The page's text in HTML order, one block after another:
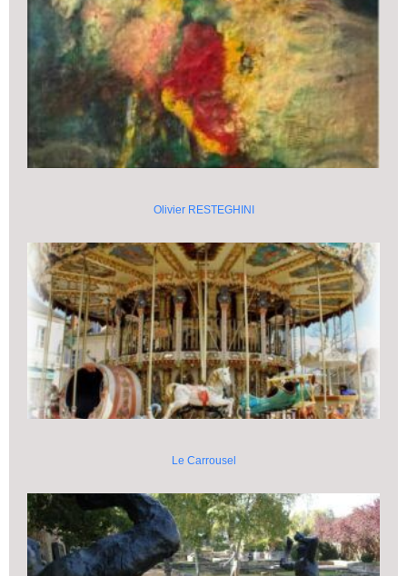
Olivier RESTEGHINI
Le Carrousel